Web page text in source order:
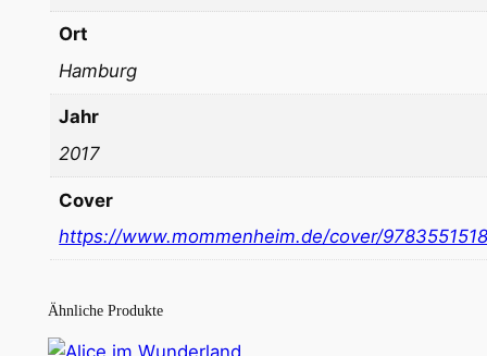
Ort
Hamburg
Jahr
2017
Cover
https://www.mommenheim.de/cover/
Ähnliche Produkte